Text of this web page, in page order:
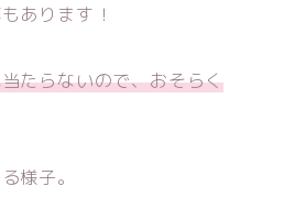
あります！
たらないので、おそらく
様子。